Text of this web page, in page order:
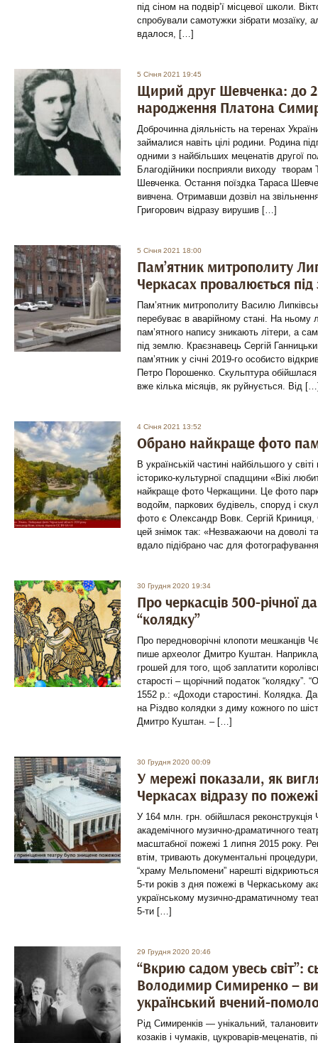
під сіном на подвір’ї місцевої школи.
спробували самотужки зібрати мозаїку,
вдалося, […]
5 Січня 2021 19:45
Щирий друг Шевченка: до
народження Платона
Доброчинна діяльність на теренах
займалися навіть цілі родини. Родина
одними з найбільших меценатів другої
Благодійники посприяли виходу творам
Шевченка. Остання поїздка Тараса
вивчена. Отримавши дозвіл на
Григорович відразу вирушив […]
5 Січня 2021 18:00
Пам’ятник митрополиту
Черкасах провалюється
Пам’ятник митрополиту Василю
перебуває в аварійному стані. На
пам’ятного напису зникають літери, а
під землю. Краєзнавець Сергій
пам’ятник у січні 2019-го особисто
Петро Порошенко. Скульптура
вже кілька місяців, як руйнується. Від
4 Січня 2021 13:52
Обрано найкраще фото
В українській частині найбільшого у
історико-культурної спадщини «Вікі
найкраще фото Черкащини. Це фото
водойм, паркових будівель, споруд і
фото є Олександр Вовк. Сергій Криниця,
цей знімок так: «Незважаючи на доволі
вдало підібрано час для
30 Грудня 2020 19:34
Про черкасців 500-річної
“колядку”
Про передноворічні клопоти мешканців
пише археолог Дмитро Куштан.
грошей для того, щоб заплатити
старості – щорічний податок “колядку”.
1552 р.: «Доходи старостині. Колядка.
на Різдво колядки з диму кожного по
Дмитро Куштан. – […]
30 Грудня 2020 00:09
У мережі показали, як
Черкасах відразу по
У 164 млн. грн. обійшлася реконструкція
академічного музично-драматичного
масштабної пожежі 1 липня 2015 року.
втім, тривають документальні
“храму Мельпомени” нарешті
5-ти років з дня пожежі в Черкаському
українському музично-драматичному
5-ти […]
29 Грудня 2020 20:46
“Вкрию садом увесь світ”:
Володимир Симиренко –
український вчений-
Рід Симиренків — унікальний,
козаків і чумаків, цукроварів-меценатів,